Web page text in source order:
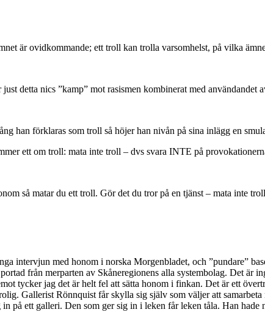
är ovidkommande; ett troll kan trolla varsomhelst, på vilka
detta nics ”kamp” mot rasismen kombinerat med användandet
han förklaras som troll så höjer han nivån på sina inlägg en
ett om troll: mata inte troll – dvs svara INTE på
så matar du ett troll. Gör det du tror på en tjänst – mata inte
intervjun med honom i norska Morgenbladet, och ”pundare”
från merparten av Skåneregionens alla systembolag. Det är
tycker jag det är helt fel att sätta honom i finkan. Det är ett
Gallerist Rönnquist får skylla sig själv som väljer att
på ett galleri. Den som ger sig in i leken får leken tåla. Han hade